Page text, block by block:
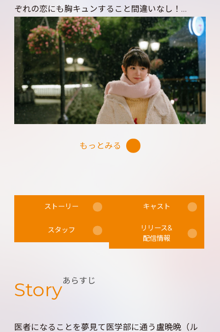
ない感情をいちいち真顔で数式に当てはめて解析
しようとする。
一方の盧晩晩は、医者になるために落第しないこ
とに必死で、任初との噂には大迷惑！ 滑って任初
に抱きとめられても「あら。人体模型みたいな良
い筋肉！」と観察に夢中になる始末。
ただ、盧晩晩が５年の片思いの末に大失恋した同級
生の存在で、２人の距離は少しずつ縮まってい
ぞれの恋にも胸キュンすること間違いなし！
１つ目のカップルは、盧晩晩の大学院の先輩で、こ
ちらも秀才の孟西白（モン・シーバイ）と、任初の
いとこでバレエ専攻の王昕羽（ワン・シンユー）
の天然×天然カップル。
理系と芸術系という、考え方が全く違う２人は、
お互いに大好きなのに、感性の違いからいつも何と
なく噛み合わない。
でも本人たちからは幸せオーラが満ち溢れていて、
見ている方の顔も思わずほころぶ。
な顧橋（グー・チャオ）と、任初の友人でお調子者
の范毅（ファン・イー）。お互いに盧晩晩と任初
の仲を取り持とうとする中で、急接近！
先輩だけどちょっとヌケている范毅を、後輩だけ
もっとみる
ストーリー キャスト
スタッフ
リリース&
配信情報
Storyあらすじ
医者になることを夢見て医学部に通う盧晩晩（ル